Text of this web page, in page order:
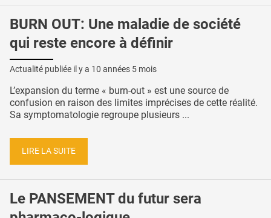
BURN OUT: Une maladie de société
qui reste encore à définir
Actualité publiée il y a 10 années 5 mois
L’expansion du terme « burn-out » est une source de
confusion en raison des limites imprécises de cette réalité.
Sa symptomatologie regroupe plusieurs ...
LIRE LA SUITE
Le PANSEMENT du futur sera